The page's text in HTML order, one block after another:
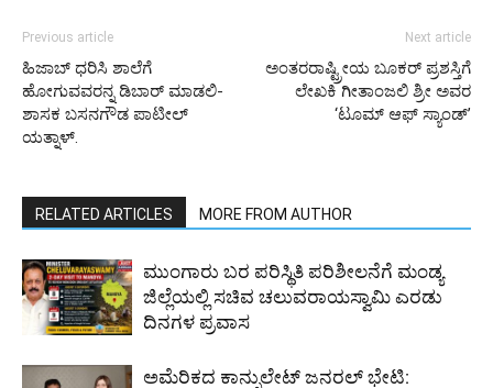
Previous article
ಹಿಜಾಬ್ ಧರಿಸಿ ಶಾಲೆಗೆ
ಹೋಗುವವರನ್ನ ಡಿಬಾರ್ ಮಾಡಲಿ-
ಶಾಸಕ ಬಸನಗೌಡ ಪಾಟೀಲ್
ಯತ್ನಾಳ್.
Next article
ಅಂತರರಾಷ್ಟ್ರೀಯ ಬೂಕರ್ ಪ್ರಶಸ್ತಿಗೆ
ಲೇಖಕಿ ಗೀತಾಂಜಲಿ ಶ್ರೀ ಅವರ
‘ಟೂಮ್ ಆಫ್ ಸ್ಯಾಂಡ್’
RELATED ARTICLES MORE FROM AUTHOR
ಮುಂಗಾರು ಬರ ಪರಿಸ್ಥಿತಿ ಪರಿಶೀಲನೆಗೆ ಮಂಡ್ಯ
ಜಿಲ್ಲೆಯಲ್ಲಿ ಸಚಿವ ಚಲುವರಾಯಸ್ವಾಮಿ ಎರಡು
ದಿನಗಳ ಪ್ರವಾಸ
ಅಮೆರಿಕದ ಕಾನ್ಸುಲೇಟ್ ಜನರಲ್ ಭೇಟಿ: